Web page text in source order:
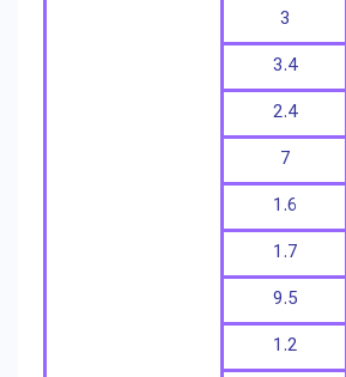
3
3.4
2.4
7
1.6
1.7
9.5
1.2